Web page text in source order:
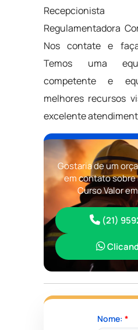
Regulamentadora
Nos contate e
Temos uma
competente e
melhores recursos
excelente
Gostaria de um
em contato sobre
Curso Valor
(21)
Nome: *